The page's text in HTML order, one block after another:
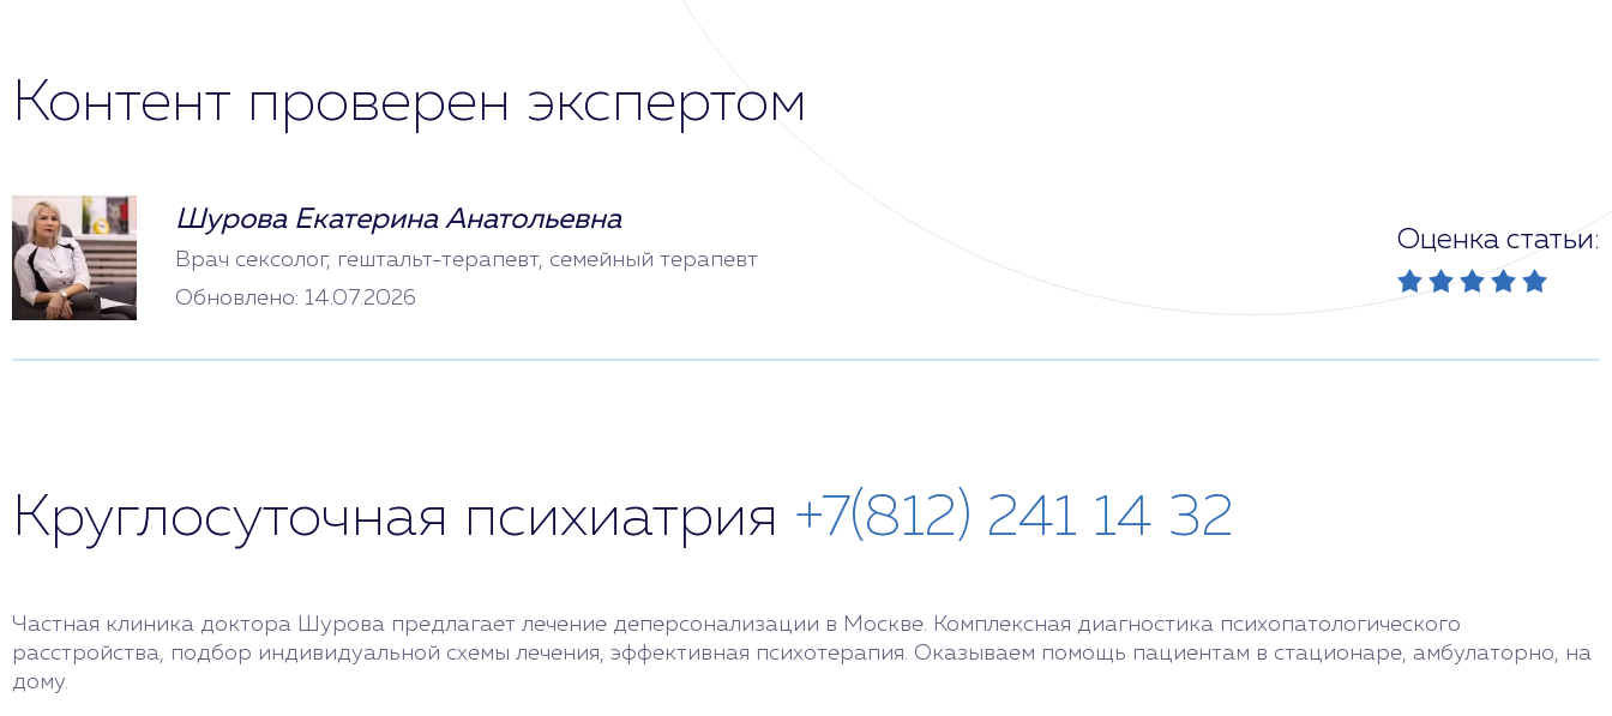
Контент проверен экспертом
Шурова Екатерина Анатольевна
Врач сексолог, гештальт-терапевт, семейный терапевт
Обновлено: 14.07.2026
Оценка статьи:
Круглосуточная психиатрия +7(812) 241 14 32
Частная клиника доктора Шурова предлагает лечение деперсонализации в Москве. Комплексная диагностика психопатологического
расстройства, подбор индивидуальной схемы лечения, эффективная психотерапия. Оказываем помощь пациентам в стационаре, амбулаторно, на
дому.